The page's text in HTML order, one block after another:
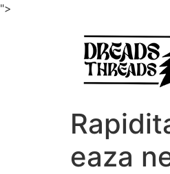
">
eaza